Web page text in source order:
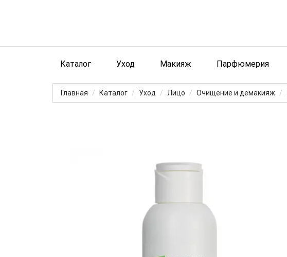
Каталог Уход Макияж Парфюмерия
Главная Каталог Уход Лицо Очищение и демакияж